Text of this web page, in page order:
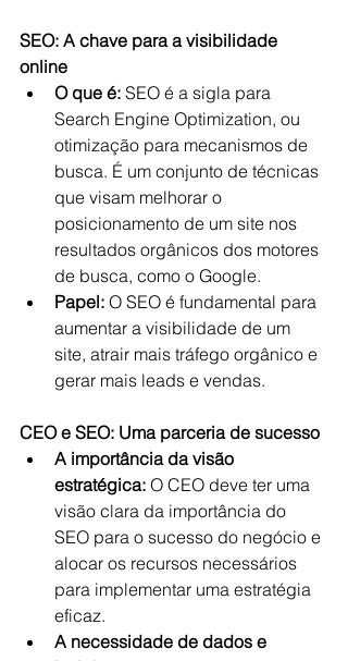
SEO: A chave para a visibilidade
online
O que é: SEO é a sigla para
Search Engine Optimization, ou
otimização para mecanismos de
busca. É um conjunto de técnicas
que visam melhorar o
posicionamento de um site nos
resultados orgânicos dos motores
de busca, como o Google.
Papel: O SEO é fundamental para
aumentar a visibilidade de um
site, atrair mais tráfego orgânico e
gerar mais leads e vendas.
CEO e SEO: Uma parceria de sucesso
A importância da visão
estratégica: O CEO deve ter uma
visão clara da importância do
SEO para o sucesso do negócio e
alocar os recursos necessários
para implementar uma estratégia
eficaz.
A necessidade de dados e